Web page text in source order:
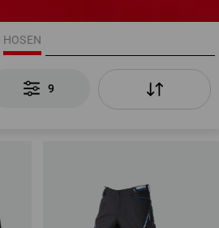
HOSEN
9